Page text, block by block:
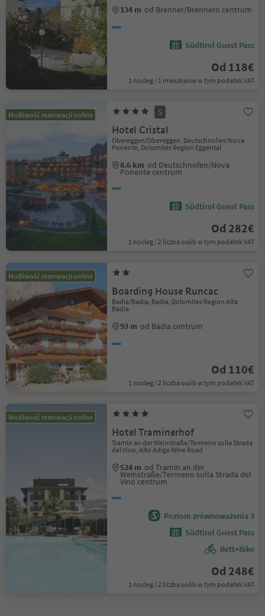
134 m od Brenner/Brennero centrum
Südtirol Guest Pass
Od 118€
1 nocleg / 1 mieszkanie w tym podatek VAT
Możliwość rezerwacji online S
Hotel Cristal
Obereggen/Obereggen, Deutschnofen/Nova
Ponente, Dolomites Region Eggental
8.6 km od Deutschnofen/Nova
Ponente centrum
Südtirol Guest Pass
Od 282€
1 nocleg / 2 liczba osób w tym podatek VAT
Możliwość rezerwacji online
Boarding House Runcac
Badia/Badia, Badia, Dolomites Region Alta
Badia
93 m od Badia centrum
Od 110€
1 nocleg / 2 liczba osób w tym podatek VAT
Możliwość rezerwacji online
Hotel Traminerhof
Tramin an der Weinstraße/Termeno sulla Strada
del Vino, Alto Adige Wine Road
524 m od Tramin an der
Weinstraße/Termeno sulla Strada del
Vino centrum
Poziom zrównoważenia 3
Südtirol Guest Pass
Bett+Bike
Od 248€
1 nocleg / 2 liczba osób w tym podatek VAT